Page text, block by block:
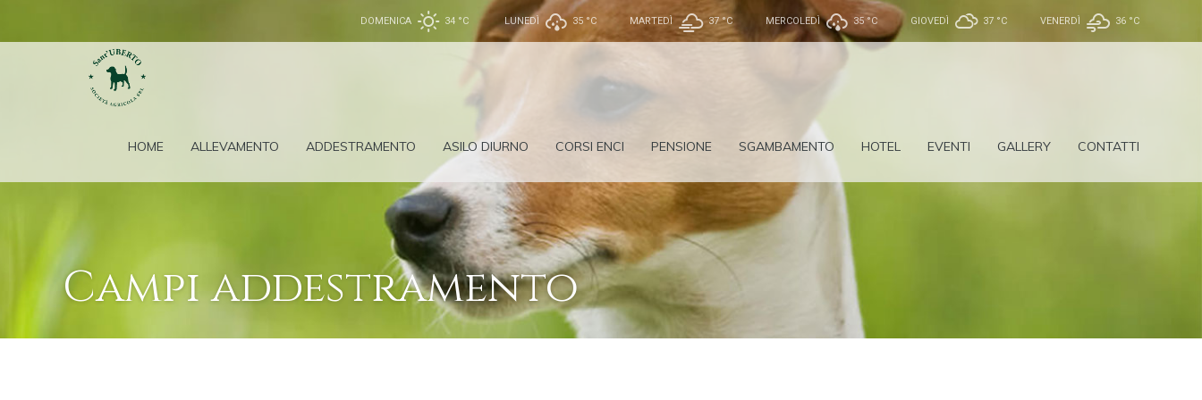
DOMENICA 34 °C LUNEDÌ 35 °C MARTEDÌ 37 °C MERCOLEDÌ 35 °C GIOVEDÌ 37 °C VENERDÌ 36 °C
HOME ALLEVAMENTO ADDESTRAMENTO ASILO DIURNO CORSI ENCI PENSIONE SGAMBAMENTO HOTEL EVENTI GALLERY CONTATTI
Campi addestramento